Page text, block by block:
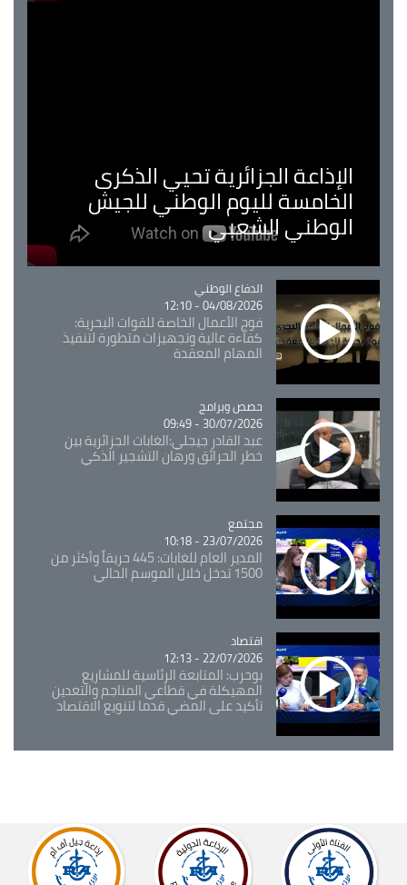
الإذاعة الجزائرية تحيي الذكرى
الخامسة لليوم الوطني للجيش
الوطني الشعبي
Catégorie
الدفاع الوطني
04/08/2026 - 12:10
فوج الأعمال الخاصة للقوات البحرية:
كفاءة عالية وتجهيزات متطورة لتنفيذ
المهام المعقدة
Catégorie
حصص وبرامج
30/07/2026 - 09:49
عبد القادر جيجلي:الغابات الجزائرية بين
خطر الحرائق ورهان التشجير الذكي
Catégorie
مجتمع
23/07/2026 - 10:18
المدير العام للغابات: 445 حريقاً وأكثر من
1500 تدخل خلال الموسم الحالي
Catégorie
اقتصاد
22/07/2026 - 12:13
بوحرب: المتابعة الرئاسية للمشاريع
المهيكلة في قطاعي المناجم والتعدين
تأكيد على المضي قدما لتنويع الاقتصاد